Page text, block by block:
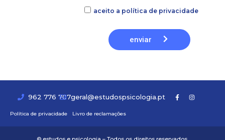
aceito a política de privacidade
enviar
Política de privacidade Livro de reclamações
962 776 707geral@estudospsicologia.pt